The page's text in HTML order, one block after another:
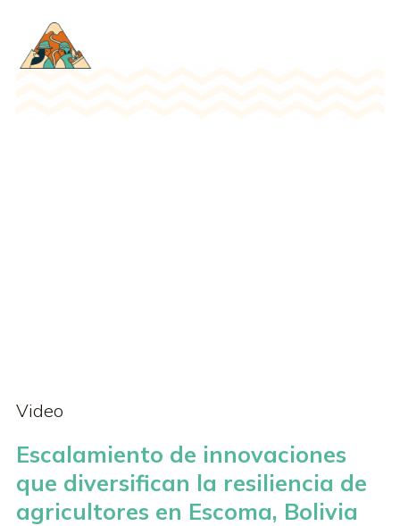
Video
Escalamiento de innovaciones
que diversifican la resiliencia de
agricultores en Escoma, Bolivia